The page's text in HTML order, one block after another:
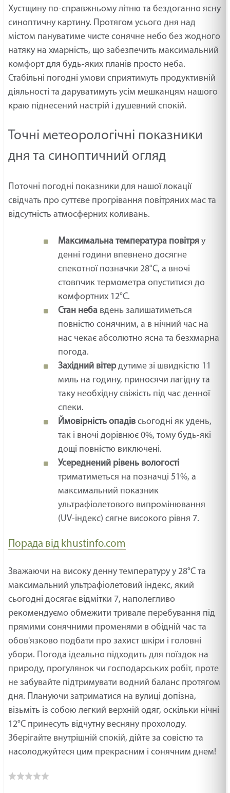
Хустщину по-справжньому літню та бездоганно ясну
синоптичну картину. Протягом усього дня над
містом пануватиме чисте сонячне небо без жодного
натяку на хмарність, що забезпечить максимальний
комфорт для будь-яких планів просто неба.
Стабільні погодні умови сприятимуть продуктивній
діяльності та даруватимуть усім мешканцям нашого
краю піднесений настрій і душевний спокій.
Точні метеорологічні показники
дня та синоптичний огляд
Поточні погодні показники для нашої локації
свідчать про суттєве прогрівання повітряних мас та
відсутність атмосферних коливань.
Максимальна температура повітря у
денні години впевнено досягне
спекотної позначки 28°C, а вночі
стовпчик термометра опуститися до
комфортних 12°C.
Стан неба вдень залишатиметься
повністю сонячним, а в нічний час на
нас чекає абсолютно ясна та безхмарна
погода.
Західний вітердутиме зі швидкістю 11
миль на годину, приносячи лагідну та
таку необхідну свіжість під час денної
спеки.
Ймовірність опадів сьогодні як удень,
так і вночі дорівнює 0%, тому будь-які
дощі повністю виключені.
Усереднений рівень вологості
триматиметься на позначці 51%, а
максимальний показник
ультрафіолетового випромінювання
(UV-індекс) сягне високого рівня 7.
Порада від khustinfo.com
Зважаючи на високу денну температуру у 28°C та
максимальний ультрафіолетовий індекс, який
сьогодні досягає відмітки 7, наполегливо
рекомендуємо обмежити тривале перебування під
прямими сонячними променями в обідній час та
обов'язково подбати про захист шкіри і головні
убори. Погода ідеально підходить для поїздок на
природу, прогулянок чи господарських робіт, проте
не забувайте підтримувати водний баланс протягом
дня. Плануючи затриматися на вулиці допізна,
візьміть із собою легкий верхній одяг, оскільки нічні
12°C принесуть відчутну весняну прохолоду.
Зберігайте внутрішній спокій, дійте за совістю та
насолоджуйтеся цим прекрасним і сонячним днем!